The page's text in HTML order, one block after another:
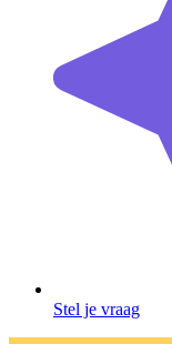
Stel je vraag